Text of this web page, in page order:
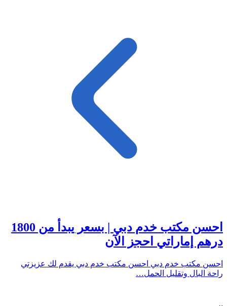
احسن مكتب خدم دبي | بسعر يبدأ من 1800
درهم إماراتي احجز الآن
احسن مكتب خدم دبي احسن مكتب خدم دبي يقدم لك عزيزتي
راحة البال وتقليل الحمل…